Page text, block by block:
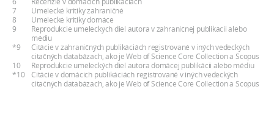
7
Umelecké kritiky zahraničné
8
Umelecké kritiky domáce
9
Reprodukcie umeleckých diel autora v zahraničnej publikácii alebo
médiu
*9
Citácie v zahraničných publikáciách registrované v iných vedeckých
citačných databázach, ako je Web of Science Core Collection a Scopus
10
Reprodukcie umeleckých diel autora domácej publikácii alebo médiu
*10
Citácie v domácich publikáciách registrované v iných vedeckých
citačných databázach, ako je Web of Science Core Collection a Scopus